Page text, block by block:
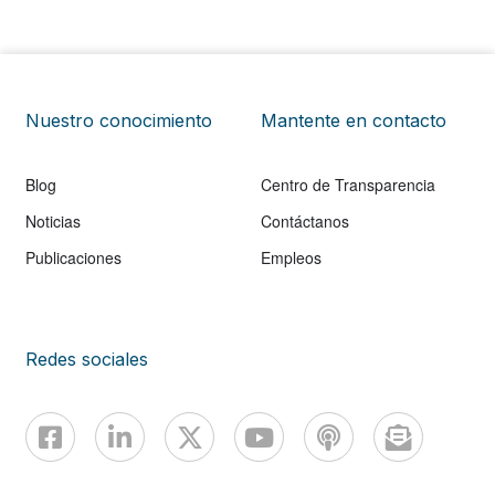
Nuestro conocimiento
Blog
Noticias
Publicaciones
Mantente en contacto
Centro de Transparencia
Contáctanos
Empleos
Redes sociales